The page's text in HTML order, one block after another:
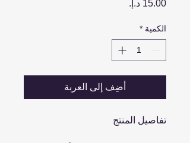
الكمية *
أضِف إلى العربة
تفاصيل المنتج